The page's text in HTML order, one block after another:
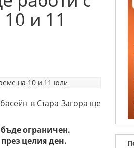
и 11
в Стара Загора ще
ограничен.
целия ден.